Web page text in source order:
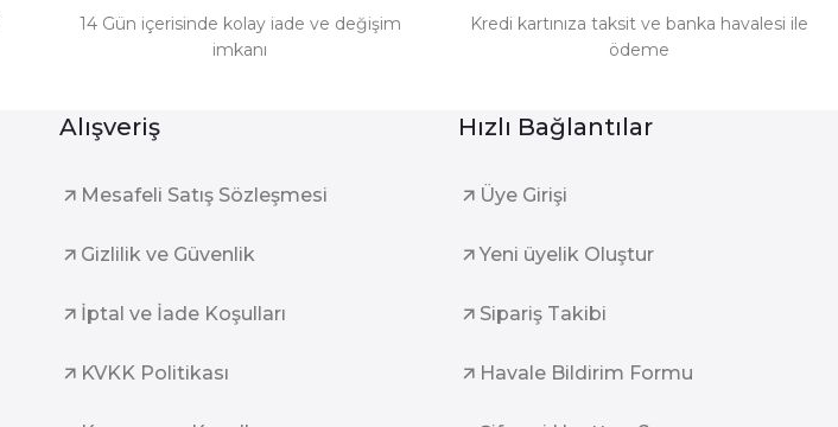
14 Gün içerisinde kolay iade ve değişim
imkanı
Kredi kartınıza taksit ve banka havalesi ile
ödeme
Alışveriş
Mesafeli Satış Sözleşmesi
Gizlilik ve Güvenlik
İptal ve İade Koşulları
KVKK Politikası
Hızlı Bağlantılar
Üye Girişi
Yeni üyelik Oluştur
Sipariş Takibi
Havale Bildirim Formu